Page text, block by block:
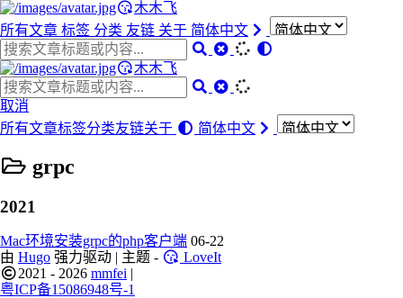
木木飞
所有文章 标签 分类 友链 关于 简体中文
木木飞
取消
所有文章标签分类友链关于 简体中文
grpc
2021
Mac环境安装grpc的php客户端 06-22
由 Hugo 强力驱动 | 主题 -
LoveIt
2021 - 2026 mmfei |
粤ICP备15086948号-1